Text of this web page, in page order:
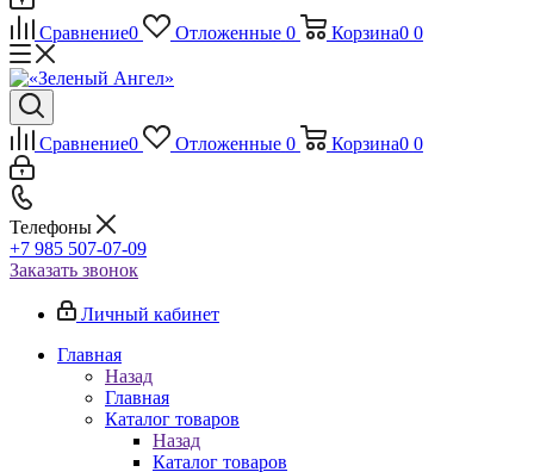
Сравнение0 Отложенные 0 Корзина0 0
Сравнение0 Отложенные 0 Корзина0 0
Телефоны
+7 985 507-07-09
Заказать звонок
Личный кабинет
Главная
Назад
Главная
Каталог товаров
Назад
Каталог товаров